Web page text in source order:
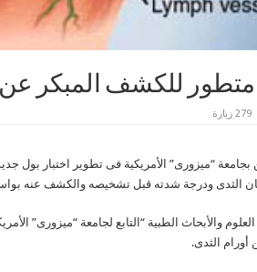
متطور للكشف المبكر
279 زيارة
بجامعة “ميزورى” الأمريكية فى تطوير اختبار بول
الثدى ودرجة شدته قبل تشخيصه والكشف عنه
والأبحاث الطبية “التابع لجامعة “ميزورى”
الثدى.